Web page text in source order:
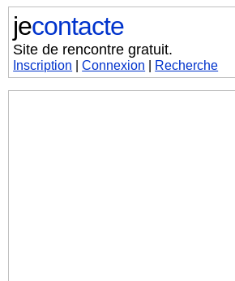
jecontacte
Site de rencontre gratuit.
Inscription |Connexion Recherche